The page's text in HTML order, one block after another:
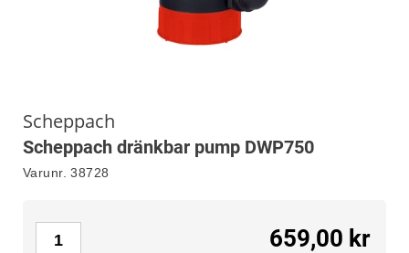
Scheppach
Scheppach dränkbar pump DWP750
Varunr. 38728
659,00 kr